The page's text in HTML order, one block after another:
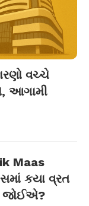
વચ્ચે
આગામી
Maas
કયા વ્રત
જોઈએ?